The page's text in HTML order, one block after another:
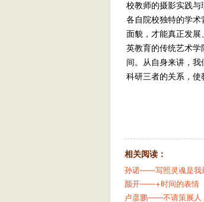
校教师的摄影实践
各自院校独特的学术
面貌，才能真正发
英教育的传统艺术
间。从自身来讲，我
科研三者的关系，使
相关阅读：
孙诺——写照灵魂是我
颜开——+时间的表情
卢彦鹏——不请策展人